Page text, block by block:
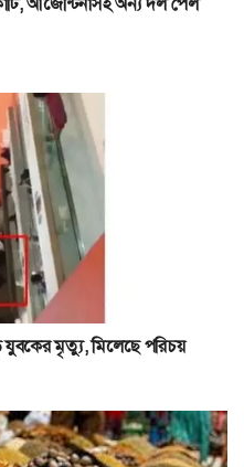
আর্জেন্টিনাসহ অন্য দল পেল
যুবকের মৃত্যু, মিলেছে পরিচয়